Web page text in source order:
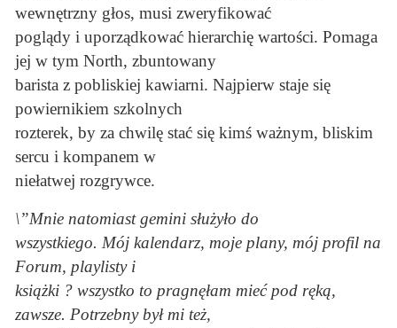
wewnętrzny głos, musi zweryfikować
poglądy i uporządkować hierarchię wartości. Pomaga
jej w tym North, zbuntowany
barista z pobliskiej kawiarni. Najpierw staje się
powiernikiem szkolnych
rozterek, by za chwilę stać się kimś ważnym, bliskim
sercu i kompanem w
niełatwej rozgrywce.
\”Mnie natomiast gemini służyło do
wszystkiego. Mój kalendarz, moje plany, mój profil na
Forum, playlisty i
książki ? wszystko to pragnęłam mieć pod ręką,
zawsze. Potrzebny był mi też,